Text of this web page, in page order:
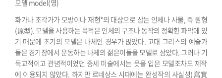
모델 model(영)
화가나 조각가가 모방이나 재현*의 대상으로 삼는 인체나 사물, 즉 원형
(原型). 모델을 사용하는 목적은 인체의 구조나 동작의 정확한 파악에 있
기 때문에 초기의 모델은 나체인 경우가 많았다. 고대 그리스의 예술가
들은 경기장에서 운동하는 나체의 젊은이들을 모델로 삼았다. 그러나 기
독교적이고 관념적이었던 중세 미술에서는 옷을 입은 모델조차도 제작
에 이용되지 않았다. 하지만 르네상스 시대에는 완성작의 사실성(寫實